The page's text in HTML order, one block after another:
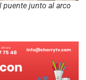
puente junto al arco